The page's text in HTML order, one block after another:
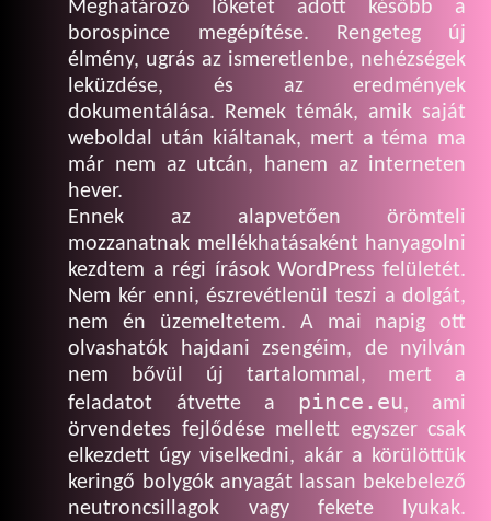
Meghatározó löketet adott később a
borospince megépítése. Rengeteg új
élmény, ugrás az ismeretlenbe, nehézségek
leküzdése, és az eredmények
dokumentálása. Remek témák, amik saját
weboldal után kiáltanak, mert a téma ma
már nem az utcán, hanem az interneten
hever.
Ennek az alapvetően örömteli
mozzanatnak mellékhatásaként hanyagolni
kezdtem a régi írások WordPress felületét.
Nem kér enni, észrevétlenül teszi a dolgát,
nem én üzemeltetem. A mai napig ott
olvashatók hajdani zsengéim, de nyilván
nem bővül új tartalommal, mert a
feladatot átvette a pince.eu, ami
örvendetes fejlődése mellett egyszer csak
elkezdett úgy viselkedni, akár a körülöttük
keringő bolygók anyagát lassan bekebelező
neutroncsillagok vagy fekete lyukak.